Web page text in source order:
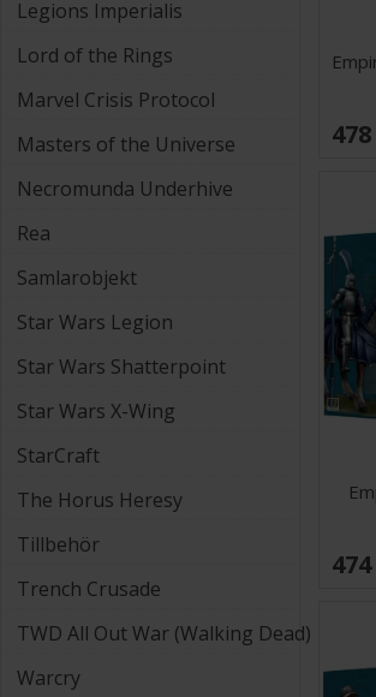
Legions Imperialis
Lord of the Rings
Marvel Crisis Protocol
Masters of the Universe
Necromunda Underhive
Rea
Samlarobjekt
Star Wars Legion
Star Wars Shatterpoint
Star Wars X-Wing
StarCraft
The Horus Heresy
Tillbehör
Trench Crusade
TWD All Out War (Walking Dead)
Warcry
478
474